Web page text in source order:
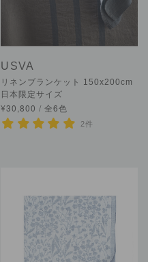
USVA
リネンブランケット 150x200cm
日本限定サイズ
¥30,800 / 全6色
2件